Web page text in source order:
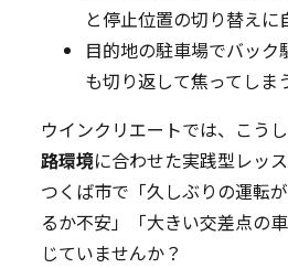
と停止位置の切り替えに
目的地の駐車場でバック
も切り返して焦ってしま
ウインクリエートでは、こう
路環境に合わせた実践型レッ
つくば市で「久しぶりの運転
るか不安」「大きい交差点の
じていませんか？